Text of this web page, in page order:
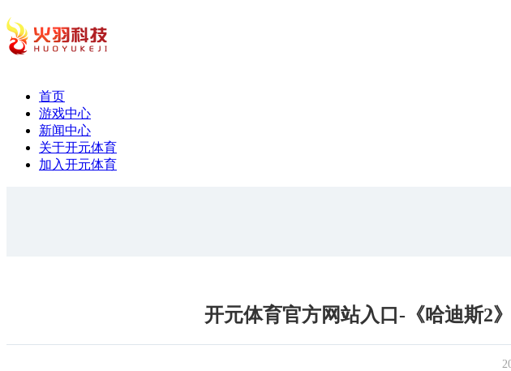
首页
游戏中心
新闻中心
关于开元体育
加入开元体育
开元体育官方网站入口-《哈迪斯2